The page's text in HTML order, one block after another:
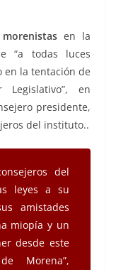
en la
“a todas luces
en la tentación de
en
presidente,
del instituto..
del
leyes a su
amistades
miopía y un
desde este
Morena”,